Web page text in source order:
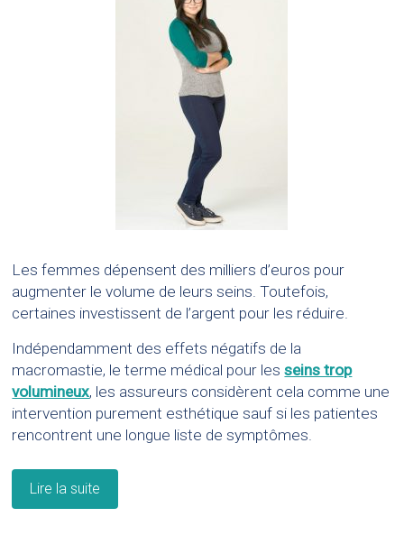
Les femmes dépensent des milliers d’euros pour
augmenter le volume de leurs seins. Toutefois,
certaines investissent de l’argent pour les réduire.
Indépendamment des effets négatifs de la
macromastie, le terme médical pour lesseins trop
volumineux, les assureurs considèrent cela comme une
intervention purement esthétique sauf si les patientes
rencontrent une longue liste de symptômes.
Lire la suite